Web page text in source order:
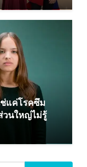
ช่แค่โรคซึม
วนใหญ่ไม่รู้